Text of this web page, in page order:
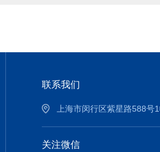
联系我们
上海市闵行区紫星路588号
关注微信